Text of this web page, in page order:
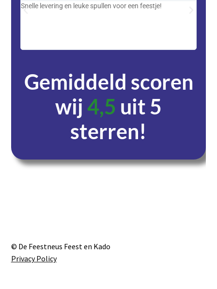
Snelle levering en leuke spullen voor een feestje!
Gemiddeld scoren
wij4,5 uit 5
sterren!
© De Feestneus Feest en Kado
Privacy Policy